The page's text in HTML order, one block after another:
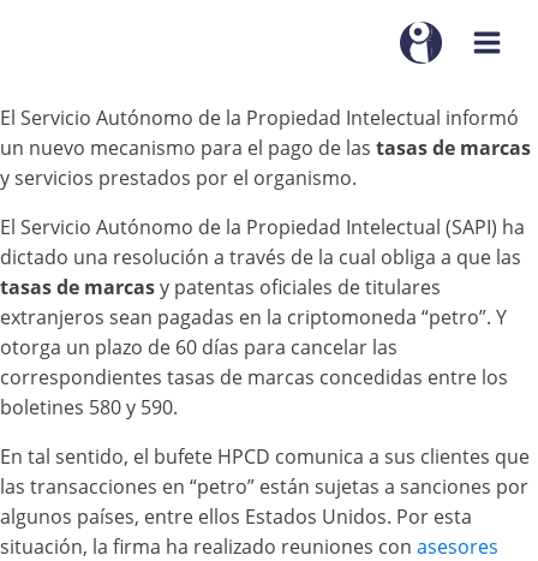
El Servicio Autónomo de la Propiedad Intelectual informó
un nuevo mecanismo para el pago de las tasas de marcas
y servicios prestados por el organismo.
El Servicio Autónomo de la Propiedad Intelectual (SAPI) ha
dictado una resolución a través de la cual obliga a que las
tasas de marcasy patentas oficiales de titulares
extranjeros sean pagadas en la criptomoneda “petro”. Y
otorga un plazo de 60 días para cancelar las
correspondientes tasas de marcas concedidas entre los
boletines 580 y 590.
En tal sentido, el bufete HPCD comunica a sus clientes que
las transacciones en “petro” están sujetas a sanciones por
algunos países, entre ellos Estados Unidos. Por esta
situación, la firma ha realizado reuniones con asesores